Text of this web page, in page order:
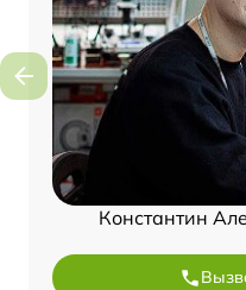
Константин